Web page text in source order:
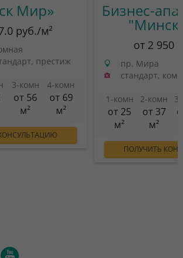
Мир»
руб./м²
престиж
3-комн
от 56
м²
4-комн
от 69
м²
Бизнес-
от 2 950
пр. Мира
стандарт,
1-комн
от 25
м²
2-комн
от 37
м²
ПОЛУЧИТЬ